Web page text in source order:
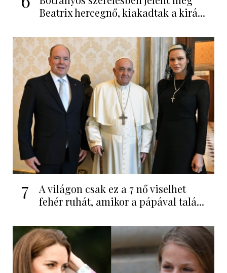
Beatrix hercegnő, kiakadtak a kirá...
7
A világon csak ez a 7 nő viselhet
fehér ruhát, amikor a pápával talá...